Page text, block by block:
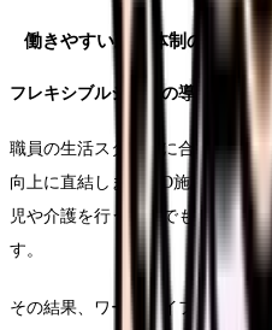
働きやすい勤務体制の構築
フレキシブルシフトの導入
職員の生活スタイルに合わせた勤
向上に直結します。D施設では、
児や介護を行う職員でも継続して
す。
その結果、ワークライフバランス